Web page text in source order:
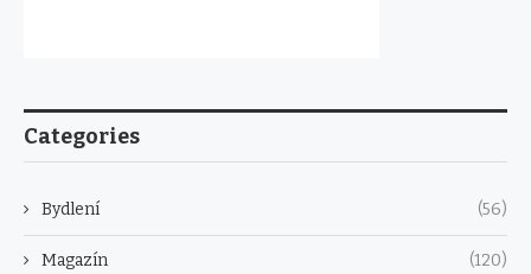
Categories
Bydlení (56)
Magazín (120)